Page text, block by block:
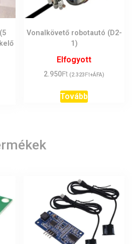
Vonalkövető robotautó (D2-
1)
Elfogyott
2.950Ft (2.323Ft+ÁFA)
Tovább